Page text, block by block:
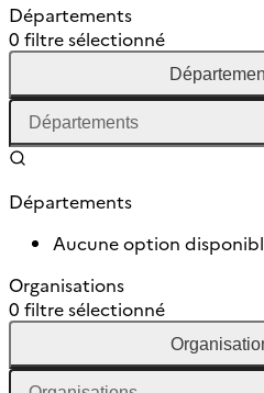
Départements
0 filtre sélectionné
Départements
Aucune option
Organisations
0 filtre sélectionné